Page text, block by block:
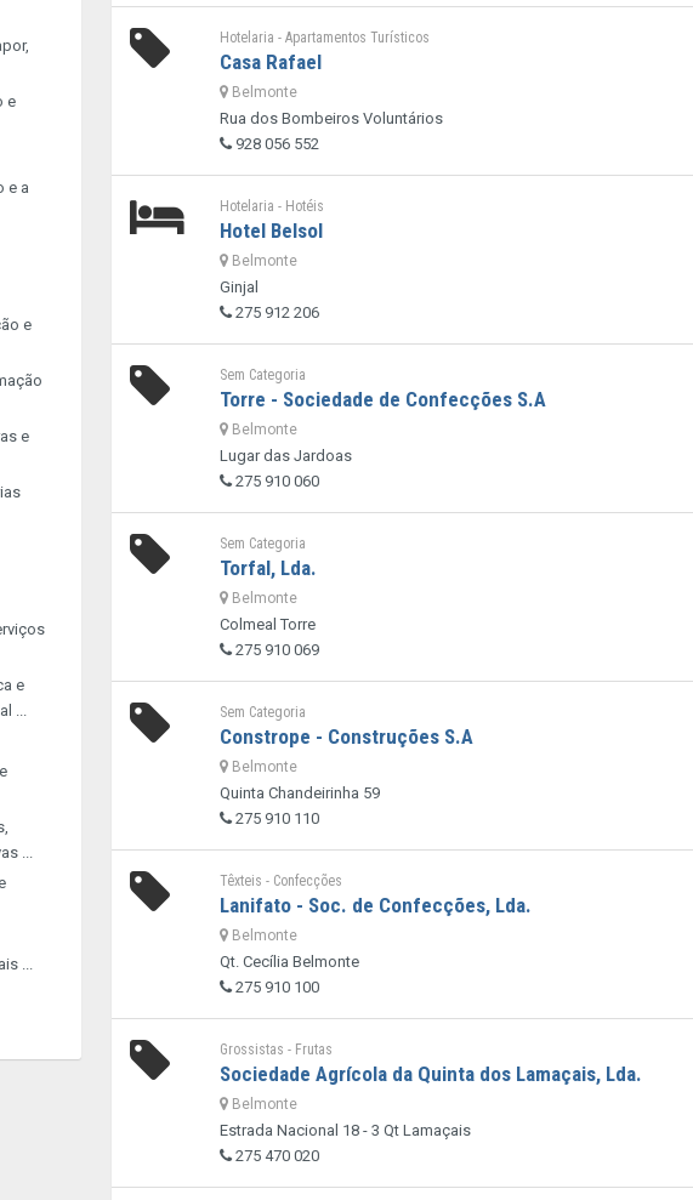
e
e a
e
e
e
...
...
...
Hotelaria - Apartamentos Turísticos
Casa Rafael
Belmonte
Rua dos Bombeiros Voluntários
928 056 552
Hotelaria - Hotéis
Hotel Belsol
Belmonte
Ginjal
275 912 206
Sem Categoria
Torre - Sociedade de Confecções S.A
Belmonte
Lugar das Jardoas
275 910 060
Sem Categoria
Torfal, Lda.
Belmonte
Colmeal Torre
275 910 069
Sem Categoria
Constrope - Construções S.A
Belmonte
Quinta Chandeirinha 59
275 910 110
Têxteis - Confecções
Lanifato - Soc. de Confecções, Lda.
Belmonte
Qt. Cecília Belmonte
275 910 100
Grossistas - Frutas
Sociedade Agrícola da Quinta dos Lamaçais, Lda.
Belmonte
Estrada Nacional 18 - 3 Qt Lamaçais
275 470 020